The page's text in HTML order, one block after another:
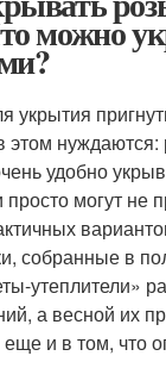
можно
укрытия
этом
удобно
могут не
собранные в
утеплители»
а весной их
и в том, что